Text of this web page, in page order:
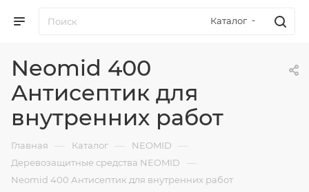
Каталог
Neomid 400
Антисептик для
внутренних работ
Главная — Каталог — NEOMID —
Деревозащитные средства NEOMID —
Neomid 400 Антисептик для внутренних работ